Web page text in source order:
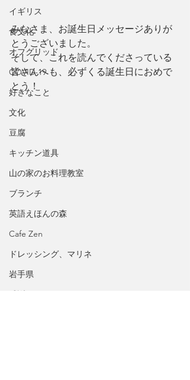
イギリス
食文化
オフグリッド
COVID-19
好きなこと
文化
豆腐
キッチン道具
山の家のお料理教室
ブランチ
英語えほんの森
Cafe Zen
ドレッシング、マリネ
岩手県
感謝
みなさま、お誕生日メッセージありが
とうございました。
そして、これを読んでくださっている
皆さんへも、必ずくる誕生日におめで
とう！